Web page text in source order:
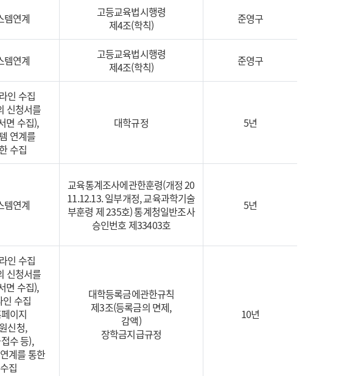
템연계
고등교육법시행령
제4조(학칙)
준영구
템연계
고등교육법시행령
제4조(학칙)
준영구
인 수집
신청서를
면 수집),
연계를
수집
대학규정 5년
템연계
교육통계조사에관한훈령(개정 20
11.12.13. 일부개정, 교육과학기술
부훈령 제 235호) 통계청일반조사
승인번호 제33403호
5년
인 수집
신청서를
면 수집),
인 수집
이지
신청,
수 등),
계를 통한
수집
대학등록금에관한규칙
제3조(등록금의 면제,
감액)
장학금지급규정
10년